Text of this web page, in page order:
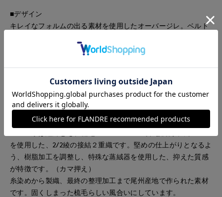
■デザイン
キレイなフォルムの出る素材を使用したオーバージレ。ベルト
ットになっています。袖ぐりを大きく開け、少し厚みのあるイ
羽織るのはもちろん、付属のベルトでウエストマークしてシャ
ープなスタイリングにも◎。
を使用した、2/2綾の接結２重織です。堅めの仕上がりとなるよ
う、樹脂加工を調整し、特殊な蒸絨器を使用した、抑えた質感
が特徴です。（カマ押え）
糸染めから製織、最終の整理加工まで尾州産地で作られた素材
です。固くしまった梳毛らしい風合いにしています。